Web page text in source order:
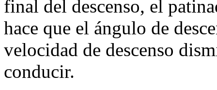
final del descenso, el
hace que el ángulo de
velocidad de descenso
conducir.